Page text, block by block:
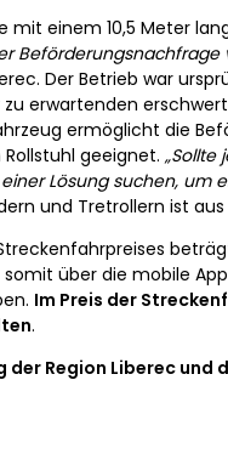
mit einem 10,5 Meter
Der Betrieb war
erwartenden
ermöglicht die
geeignet. „Sollte
Lösung suchen, um
und Tretrollern ist
über die mobile
Im Preis der
.
Region Liberec und